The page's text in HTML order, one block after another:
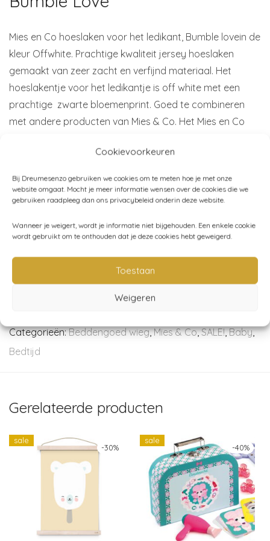
Cookievoorkeuren
Bij Dreumesenzo gebruiken we cookies om te meten hoe je met onze
website omgaat. Mocht je meer informatie wensen over de cookies die we
gebruiken raadpleeg dan ons privacybeleid onderin deze website.
Wanneer je weigert, wordt je informatie niet bijgehouden. Een enkele cookie
wordt gebruikt om te onthouden dat je deze cookies hebt geweigerd.
Toestaan
Weigeren
Mies en Co hoeslaken voor het ledikant, Bumble lovein de
kleur Offwhite. Prachtige kwaliteit jersey hoeslaken
gemaakt van zeer zacht en verfijnd materiaal. Het
hoeslakentje voor het ledikantje is off white met een
prachtige zwarte bloemenprint. Goed te combineren
met andere producten van Mies & Co. Het Mies en Co
elastan waardoor het makkelijk om het matrasje te
Wasvoorschriften: het Mies en Co hoeslaken kan worden
gewassen op 40 graden. Minimale krimp.
Afmeting: 40×80 cm
Kleur: Off White/Bumble love
Merk:Mies & Co
Categorieën:Beddengoed wieg,Mies & Co,SALE!,Baby,
Bedtijd
Gerelateerde producten
-30%
sale
-40%
sale